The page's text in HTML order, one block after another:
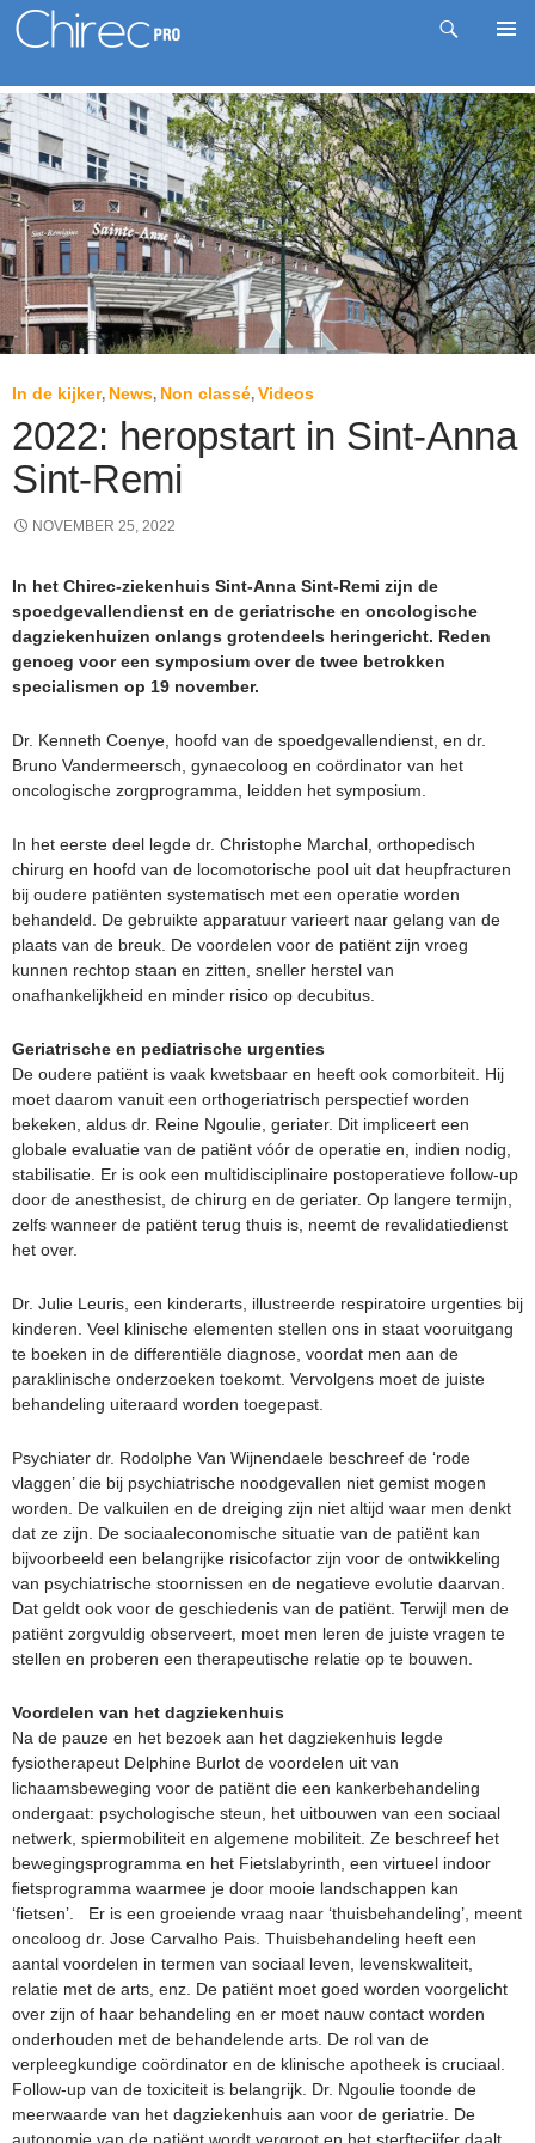
Zoeken
Spring
naar
inhoud
In de kijker, News, Non classé, Videos
2022: heropstart in Sint-Anna
Sint-Remi
NOVEMBER 25, 2022
In het Chirec-ziekenhuis Sint-Anna Sint-Remi zijn de
spoedgevallendienst en de geriatrische en oncologische
dagziekenhuizen onlangs grotendeels heringericht. Reden
genoeg voor een symposium over de twee betrokken
specialismen op 19 november.
Dr. Kenneth Coenye, hoofd van de spoedgevallendienst, en dr.
Bruno Vandermeersch, gynaecoloog en coördinator van het
oncologische zorgprogramma, leidden het symposium.
In het eerste deel legde dr. Christophe Marchal, orthopedisch
chirurg en hoofd van de locomotorische pool uit dat heupfracturen
bij oudere patiënten systematisch met een operatie worden
behandeld. De gebruikte apparatuur varieert naar gelang van de
plaats van de breuk. De voordelen voor de patiënt zijn vroeg
kunnen rechtop staan en zitten, sneller herstel van
onafhankelijkheid en minder risico op decubitus.
Geriatrische en pediatrische urgenties
De oudere patiënt is vaak kwetsbaar en heeft ook comorbiteit. Hij
moet daarom vanuit een orthogeriatrisch perspectief worden
bekeken, aldus dr. Reine Ngoulie, geriater. Dit impliceert een
globale evaluatie van de patiënt vóór de operatie en, indien nodig,
stabilisatie. Er is ook een multidisciplinaire postoperatieve follow-up
door de anesthesist, de chirurg en de geriater. Op langere termijn,
zelfs wanneer de patiënt terug thuis is, neemt de revalidatiedienst
het over.
Dr. Julie Leuris, een kinderarts, illustreerde respiratoire urgenties bij
kinderen. Veel klinische elementen stellen ons in staat vooruitgang
te boeken in de differentiële diagnose, voordat men aan de
paraklinische onderzoeken toekomt. Vervolgens moet de juiste
behandeling uiteraard worden toegepast.
Psychiater dr. Rodolphe Van Wijnendaele beschreef de ‘rode
vlaggen’ die bij psychiatrische noodgevallen niet gemist mogen
worden. De valkuilen en de dreiging zijn niet altijd waar men denkt
dat ze zijn. De sociaaleconomische situatie van de patiënt kan
bijvoorbeeld een belangrijke risicofactor zijn voor de ontwikkeling
van psychiatrische stoornissen en de negatieve evolutie daarvan.
Dat geldt ook voor de geschiedenis van de patiënt. Terwijl men de
patiënt zorgvuldig observeert, moet men leren de juiste vragen te
stellen en proberen een therapeutische relatie op te bouwen.
Voordelen van het dagziekenhuis
Na de pauze en het bezoek aan het dagziekenhuis legde
fysiotherapeut Delphine Burlot de voordelen uit van
lichaamsbeweging voor de patiënt die een kankerbehandeling
ondergaat: psychologische steun, het uitbouwen van een sociaal
netwerk, spiermobiliteit en algemene mobiliteit. Ze beschreef het
bewegingsprogramma en het Fietslabyrinth, een virtueel indoor
fietsprogramma waarmee je door mooie landschappen kan
‘fietsen’. Er is een groeiende vraag naar ‘thuisbehandeling’, meent
oncoloog dr. Jose Carvalho Pais. Thuisbehandeling heeft een
aantal voordelen in termen van sociaal leven, levenskwaliteit,
relatie met de arts, enz. De patiënt moet goed worden voorgelicht
over zijn of haar behandeling en er moet nauw contact worden
onderhouden met de behandelende arts. De rol van de
verpleegkundige coördinator en de klinische apotheek is cruciaal.
Follow-up van de toxiciteit is belangrijk. Dr. Ngoulie toonde de
meerwaarde van het dagziekenhuis aan voor de geriatrie. De